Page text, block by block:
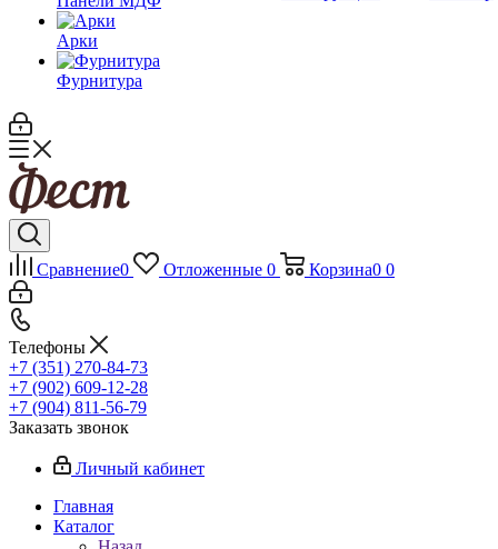
Арки
Фурнитура
Сравнение0 Отложенные 0 Корзина0 0
Телефоны
+7 (351) 270-84-73
+7 (902) 609-12-28
+7 (904) 811-56-79
Заказать звонок
Личный кабинет
Главная
Каталог